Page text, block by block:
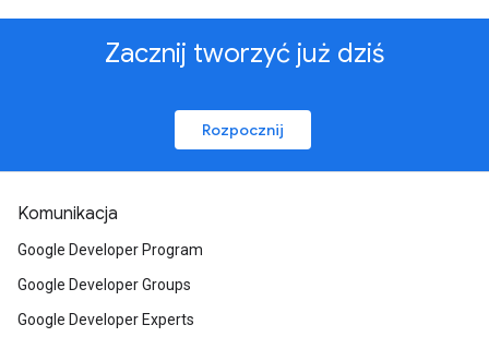
Zacznij tworzyć już dziś
Rozpocznij
Komunikacja
Google Developer Program
Google Developer Groups
Google Developer Experts